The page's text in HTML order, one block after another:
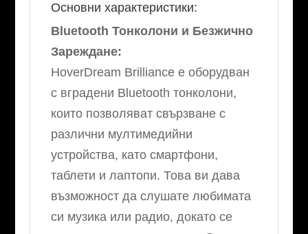
Основни характеристики:
Bluetooth Тонколони и Безжично
Зареждане:
HoverDream Brilliance е оборудван
с вградени Bluetooth тонколони,
които позволяват свързване с
различни мултимедийни
устройства, като смартфони,
таблети и лаптопи. Това ви дава
възможност да слушате любимата
си музика или радио, докато се